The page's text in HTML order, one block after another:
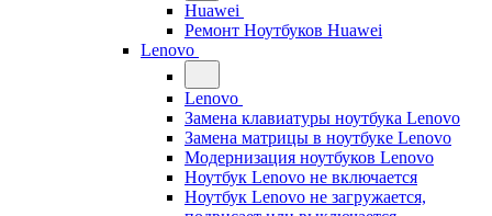
Huawei
Ремонт Ноутбуков Huawei
Lenovo
Lenovo
Замена клавиатуры ноутбука Lenovo
Замена матрицы в ноутбуке Lenovo
Модернизация ноутбуков Lenovo
Ноутбук Lenovo не включается
Ноутбук Lenovo не загружается,